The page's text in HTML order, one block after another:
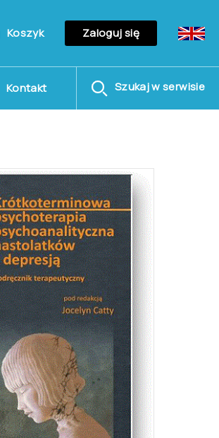
Koszyk Zaloguj się
Kontakt Szukaj w serwisie